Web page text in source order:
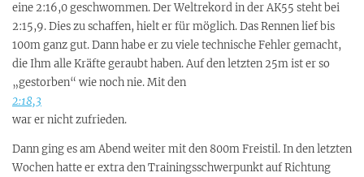
eine 2:16,0 geschwommen. Der Weltrekord in der AK55 steht bei
2:15,9. Dies zu schaffen, hielt er für möglich. Das Rennen lief bis
100m ganz gut. Dann habe er zu viele technische Fehler gemacht,
die Ihm alle Kräfte geraubt haben. Auf den letzten 25m ist er so
„gestorben“ wie noch nie. Mit den
2:18,3
war er nicht zufrieden.
Dann ging es am Abend weiter mit den 800m Freistil. In den letzten
Wochen hatte er extra den Trainingsschwerpunkt auf Richtung